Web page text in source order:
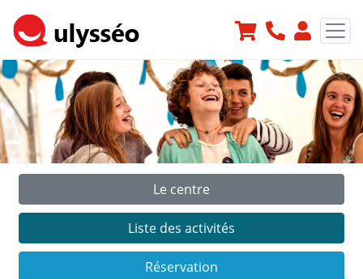
Précédent
Le centre
Liste des activités
Réservation